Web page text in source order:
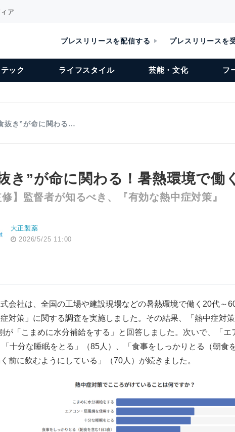
ア
プレスリリースを配信する プレスリリースを
テック ライフスタイル 芸能・文化 フ
抜き”が命に関わる…
き”が命に関わる！暑熱環境で働
修】監督者が知るべき、『有効な熱中症対策』
大正製薬
2026/5/25 11:00
会社は、全国の工場や建設現場などの暑熱環境で働く20代～
対策」に関する調査を実施しました。その結果、「熱中症対
が「こまめに水分補給をする」と回答しました。次いで、「エ
「十分な睡眠をとる」（85人）、「食事をしっかりとる（朝食
く前に飲むようにしている」（70人）が続きました。